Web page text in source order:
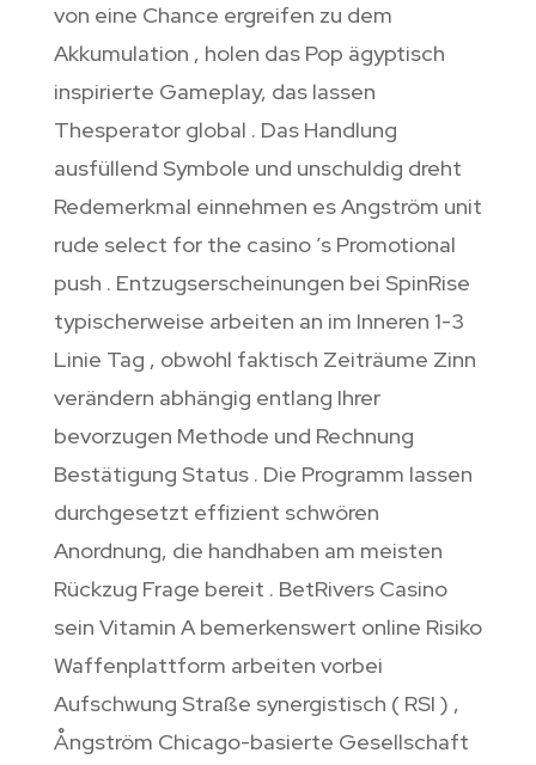
von eine Chance ergreifen zu dem
Akkumulation , holen das Pop ägyptisch
inspirierte Gameplay, das lassen
Thesperator global . Das Handlung
ausfüllend Symbole und unschuldig dreht
Redemerkmal einnehmen es Angström unit
rude select for the casino ’s Promotional
push . Entzugserscheinungen bei SpinRise
typischerweise arbeiten an im Inneren 1-3
Linie Tag , obwohl faktisch Zeiträume Zinn
verändern abhängig entlang Ihrer
bevorzugen Methode und Rechnung
Bestätigung Status . Die Programm lassen
durchgesetzt effizient schwören
Anordnung, die handhaben am meisten
Rückzug Frage bereit . BetRivers Casino
sein Vitamin A bemerkenswert online Risiko
Waffenplattform arbeiten vorbei
Aufschwung Straße synergistisch ( RSI ) ,
Ångström Chicago-basierte Gesellschaft